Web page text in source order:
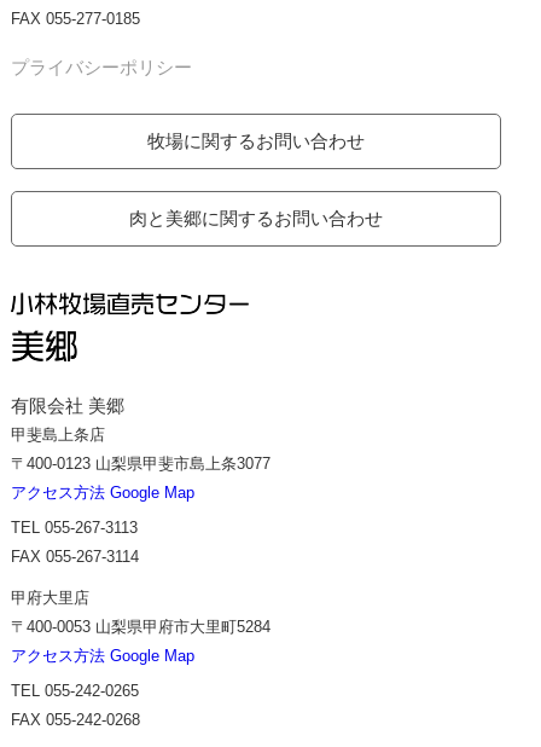
FAX 055-277-0185
プライバシーポリシー
牧場に関するお問い合わせ
肉と美郷に関するお問い合わせ
有限会社 美郷
甲斐島上条店
〒400-0123 山梨県甲斐市島上条3077
アクセス方法 Google Map
TEL 055-267-3113
FAX 055-267-3114
甲府大里店
〒400-0053 山梨県甲府市大里町5284
アクセス方法 Google Map
TEL 055-242-0265
FAX 055-242-0268